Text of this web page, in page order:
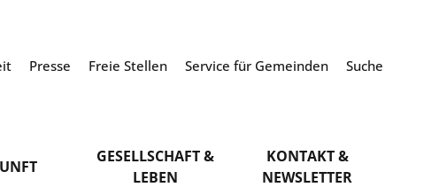
Presse Freie Stellen Service für Gemeinden Suche
GESELLSCHAFT &
LEBEN
KONTAKT &
NEWSLETTER